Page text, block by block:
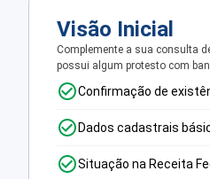
Visão Inicial
Complemente a sua consulta
possui algum protesto com
Confirmação de
Dados cadastrais
Situação na Receita